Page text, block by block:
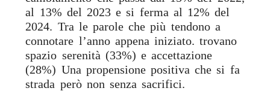
al 13% del 2023 e si ferma al 12% del
2024. Tra le parole che più tendono a
connotare l’anno appena iniziato. trovano
spazio serenità (33%) e accettazione
(28%) Una propensione positiva che si fa
strada però non senza sacrifici.